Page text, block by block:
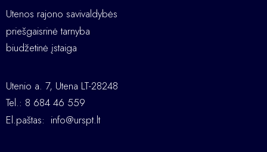
Utenos rajono savivaldybės
priešgaisrinė tarnyba
biudžetinė įstaiga
Utenio a. 7, Utena LT-28248
Tel.: 8 684 46 559
El.paštas: info@urspt.lt